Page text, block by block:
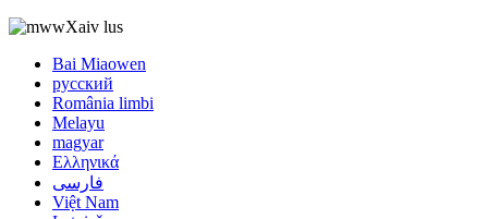
Xaiv lus
Bai Miaowen
русский
România limbi
Melayu
magyar
Ελληνικά
فارسی
Việt Nam